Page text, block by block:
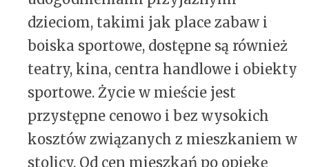
dzieciom, takimi jak place zabaw i
boiska sportowe, dostępne są również
teatry, kina, centra handlowe i obiekty
sportowe. Życie w mieście jest
przystępne cenowo i bez wysokich
kosztów związanych z mieszkaniem w
stolicy. Od cen mieszkań po opiekę